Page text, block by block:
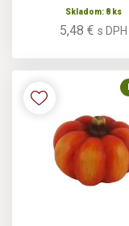
Skladom: 8 ks
5,48 € s DPH